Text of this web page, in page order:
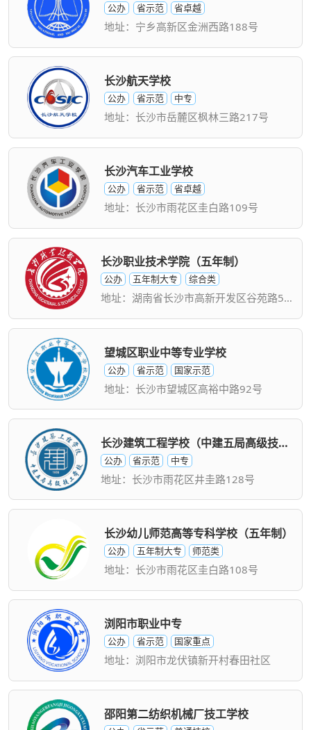
公办 省示范 省卓越
地址：宁乡高新区金洲西路188号
长沙航天学校
公办 省示范 中专
地址：长沙市岳麓区枫林三路217号
长沙汽车工业学校
公办 省示范 省卓越
地址：长沙市雨花区圭白路109号
长沙职业技术学院（五年制）
公办 五年制大专 综合类
地址：湖南省长沙市高新开发区谷苑路522号
望城区职业中等专业学校
公办 省示范 国家示范
地址：长沙市望城区高裕中路92号
长沙建筑工程学校（中建五局高级技工学校）
公办 省示范 中专
地址：长沙市雨花区井圭路128号
长沙幼儿师范高等专科学校（五年制）
公办 五年制大专 师范类
地址：长沙市雨花区圭白路108号
浏阳市职业中专
公办 省示范 国家重点
地址：浏阳市龙伏镇新开村春田社区
邵阳第二纺织机械厂技工学校